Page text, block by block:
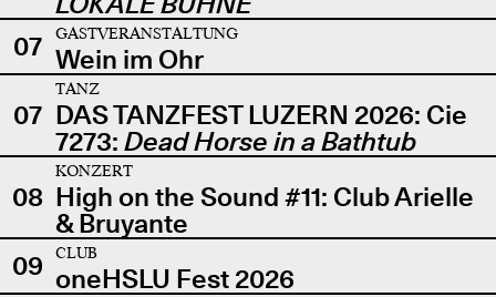
07
GASTVERANSTALTUNG
Wein im Ohr
07
TANZ
DAS TANZFEST LUZERN 2026: Cie
7273: Dead Horse in a Bathtub
08
KONZERT
High on the Sound #11: Club Arielle
& Bruyante
09
CLUB
oneHSLU Fest 2026